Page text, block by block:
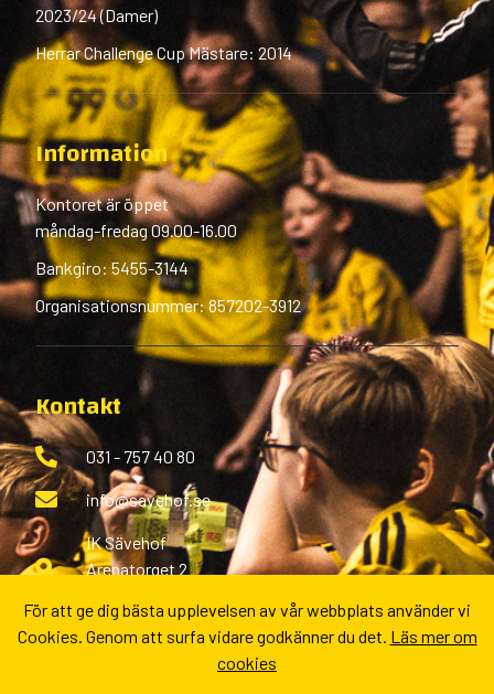
2023/24 (Damer)
Herrar Challenge Cup Mästare: 2014
Information
Kontoret är öppet
måndag-fredag 09.00-16.00
Bankgiro: 5455-3144
Organisationsnummer: 857202-3912
Kontakt
031 - 757 40 80
info@savehof.se
IK Sävehof
Arenatorget 2
Fler kontaktvägar
För att ge dig bästa upplevelsen av vår webbplats använder vi
Cookies. Genom att surfa vidare godkänner du det. Läs mer om
cookies